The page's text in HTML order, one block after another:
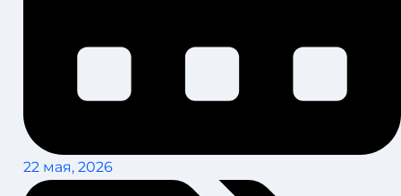
22 мая, 2026